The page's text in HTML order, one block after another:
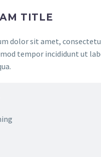
TITLE
dolor sit amet,
tempor incididunt ut